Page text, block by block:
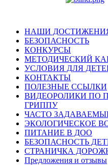
НАШИ
БЕЗОПАСНОСТЬ
КОНКУРСЫ
МЕТОДИЧЕСКИЙ
УСЛОВИЯ ДЛЯ
КОНТАКТЫ
ПОЛЕЗНЫЕ ССЫЛКИ
ВИДЕОРОЛИКИ ПО
ГРИППУ
ЧАСТО
ЭКОЛОГИЧЕСКОЕ
ПИТАНИЕ В ДОО
БЕЗОПАСНОСТЬ
СТРАНИЧКА
Предложения и отзывы